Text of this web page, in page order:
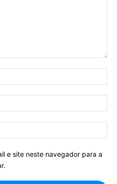
e site neste navegador para a